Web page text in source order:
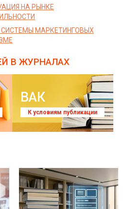
НА РЫНКЕ
МАРКЕТИНГОВЫХ
В ЖУРНАЛАХ
ВАК
К условиям публикации